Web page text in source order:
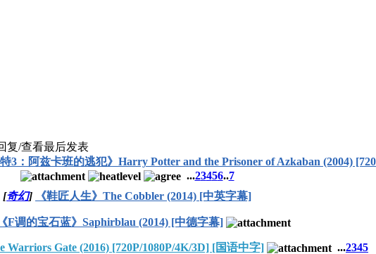
复/查看最后发表
3：阿兹卡班的逃犯》Harry Potter and the Prisoner of Azkaban (2004)
...23456..7
[奇幻] 《鞋匠人生》The Cobbler (2014) [中英字幕]
《F调的宝石蓝》Saphirblau (2014) [中德字幕]
Warriors Gate (2016) [720P/1080P/4K/3D] [国语中字] ...2345